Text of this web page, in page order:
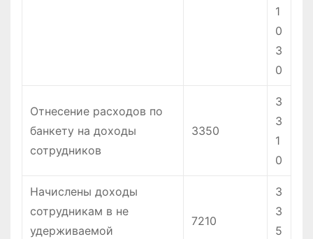
1
0
3
0
Отнесение расходов по
банкету на доходы
сотрудников
3350
3
3
1
0
Начислены доходы
сотрудникам в не
удерживаемой
7210
3
3
5